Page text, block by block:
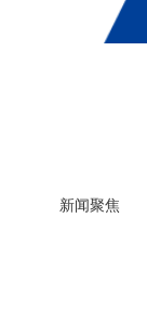
新闻聚焦